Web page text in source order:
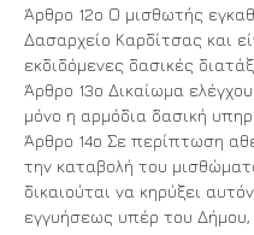
Άρθρο 12ο Ο μισθωτής
Δασαρχείο Καρδίτσας και
εκδιδόμενες δασικές
Άρθρο 13ο Δικαίωμα
μόνο η αρμόδια δασική
Άρθρο 14ο Σε περίπτωση
την καταβολή του
δικαιούται να κηρύξει
εγγυήσεως υπέρ του